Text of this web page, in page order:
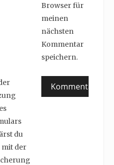
Browser für
meinen
nächsten
Kommentar
speichern.
du
mit der